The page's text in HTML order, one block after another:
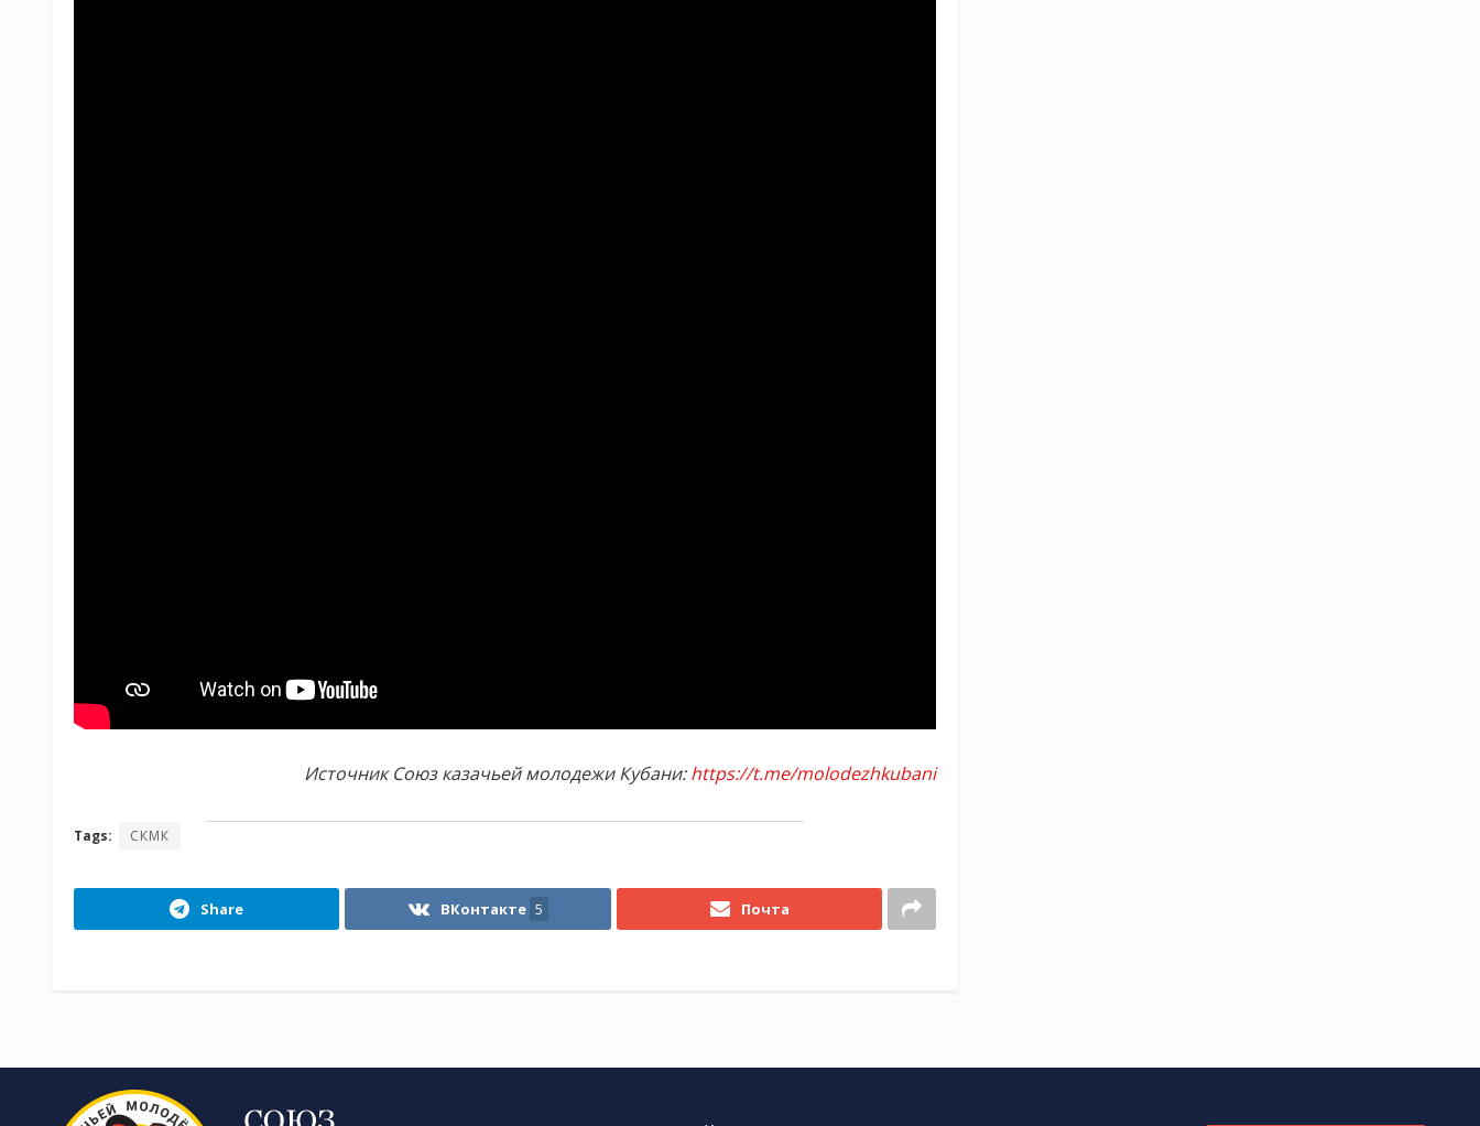
Источник Союз казачьей молодежи Кубани:https://t.me/molodezhkubani
Tags: СКМК
Share ВКонтакте 5 Почта